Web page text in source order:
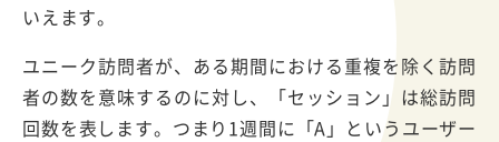
いえます。
ユニーク訪問者が、ある期間における重複を除く訪問
者の数を意味するのに対し、「セッション」は総訪問
回数を表します。つまり1週間に「A」というユーザー